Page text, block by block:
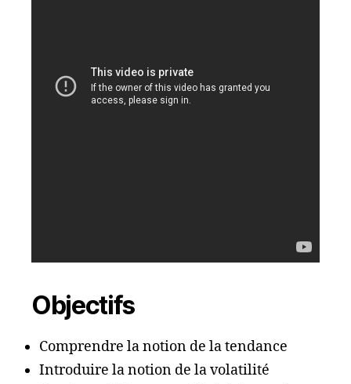
Objectifs
Comprendre la notion de la tendance
Introduire la notion de la volatilité